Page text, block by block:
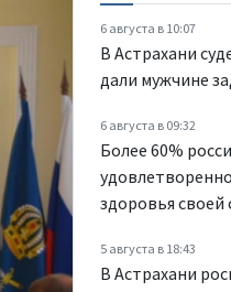
6 августа в 10:07
В Астрахани
дали мужчине
6 августа в 09:32
Более 60%
здоровья своей
5 августа в 18:43
В Астрахани